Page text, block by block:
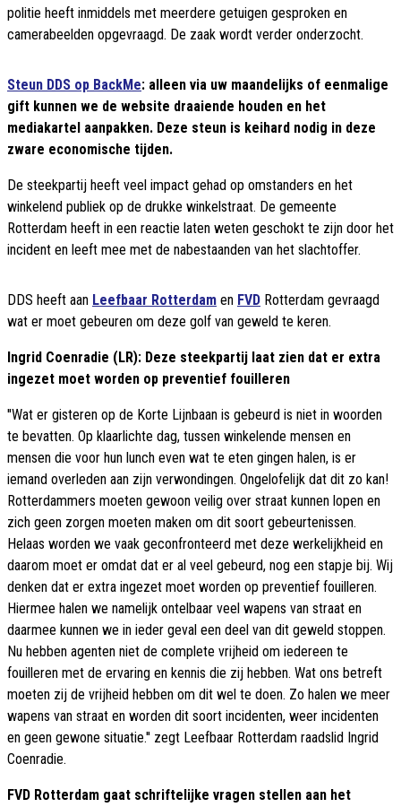
politie heeft inmiddels met meerdere getuigen gesproken en
camerabeelden opgevraagd. De zaak wordt verder onderzocht.
Steun DDS op BackMe: alleen via uw maandelijks of eenmalige
gift kunnen we de website draaiende houden en het
mediakartel aanpakken. Deze steun is keihard nodig in deze
zware economische tijden.
De steekpartij heeft veel impact gehad op omstanders en het
winkelend publiek op de drukke winkelstraat. De gemeente
Rotterdam heeft in een reactie laten weten geschokt te zijn door het
incident en leeft mee met de nabestaanden van het slachtoffer.
DDS heeft aan Leefbaar Rotterdam en FVD Rotterdam gevraagd
wat er moet gebeuren om deze golf van geweld te keren.
Ingrid Coenradie (LR): Deze steekpartij laat zien dat er extra
ingezet moet worden op preventief fouilleren
''Wat er gisteren op de Korte Lijnbaan is gebeurd is niet in woorden
te bevatten. Op klaarlichte dag, tussen winkelende mensen en
mensen die voor hun lunch even wat te eten gingen halen, is er
iemand overleden aan zijn verwondingen. Ongelofelijk dat dit zo kan!
Rotterdammers moeten gewoon veilig over straat kunnen lopen en
zich geen zorgen moeten maken om dit soort gebeurtenissen.
Helaas worden we vaak geconfronteerd met deze werkelijkheid en
daarom moet er omdat dat er al veel gebeurd, nog een stapje bij. Wij
denken dat er extra ingezet moet worden op preventief fouilleren.
Hiermee halen we namelijk ontelbaar veel wapens van straat en
daarmee kunnen we in ieder geval een deel van dit geweld stoppen.
Nu hebben agenten niet de complete vrijheid om iedereen te
fouilleren met de ervaring en kennis die zij hebben. Wat ons betreft
moeten zij de vrijheid hebben om dit wel te doen. Zo halen we meer
wapens van straat en worden dit soort incidenten, weer incidenten
en geen gewone situatie.'' zegt Leefbaar Rotterdam raadslid Ingrid
Coenradie.
FVD Rotterdam gaat schriftelijke vragen stellen aan het